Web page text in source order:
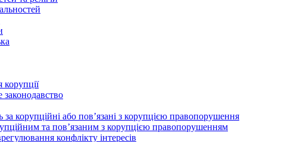
корупції
за корупційні або пов’язані з корупцією правопорушення
та пов’язаним з корупцією правопорушенням
конфлікту інтересів